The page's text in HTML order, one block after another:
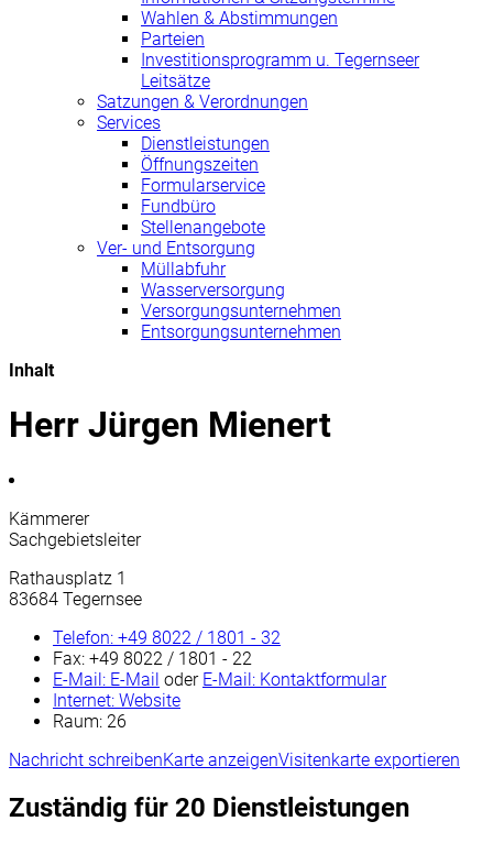
Wahlen & Abstimmungen
Parteien
Investitionsprogramm u. Tegernseer
Leitsätze
Satzungen & Verordnungen
Services
Dienstleistungen
Öffnungszeiten
Formularservice
Fundbüro
Stellenangebote
Ver- und Entsorgung
Müllabfuhr
Wasserversorgung
Versorgungsunternehmen
Entsorgungsunternehmen
Inhalt
Herr Jürgen Mienert
Kämmerer
Sachgebietsleiter
Rathausplatz 1
83684 Tegernsee
Telefon: +49 8022 / 1801 - 32
Fax: +49 8022 / 1801 - 22
E-Mail: E-Mail oder E-Mail: Kontaktformular
Internet: Website
Raum: 26
Nachricht schreibenKarte anzeigenVisitenkarte exportieren
Zuständig für 20 Dienstleistungen